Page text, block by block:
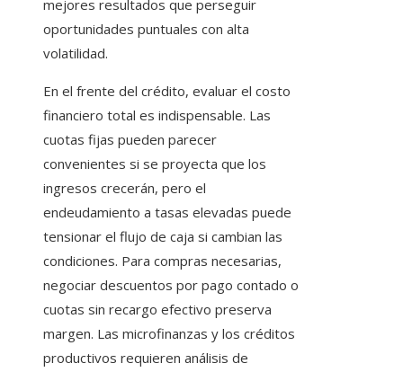
mejores resultados que perseguir
oportunidades puntuales con alta
volatilidad.
En el frente del crédito, evaluar el costo
financiero total es indispensable. Las
cuotas fijas pueden parecer
convenientes si se proyecta que los
ingresos crecerán, pero el
endeudamiento a tasas elevadas puede
tensionar el flujo de caja si cambian las
condiciones. Para compras necesarias,
negociar descuentos por pago contado o
cuotas sin recargo efectivo preserva
margen. Las microfinanzas y los créditos
productivos requieren análisis de